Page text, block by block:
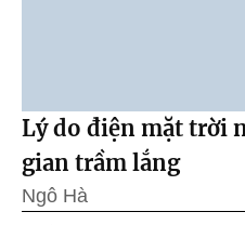
Lý do điện mặt trời
gian trầm lắng
Ngô Hà